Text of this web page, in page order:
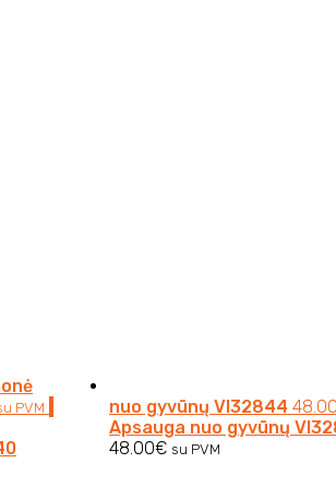
PVM
nuo gyvūnų VI32844 48.00
Apsauga nuo gyvūnų
48.00€ su PVM